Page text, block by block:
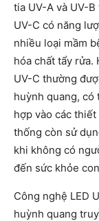
tia UV-A và UV-
UV-C có năng
nhiều loại mầm
hóa chất tẩy rửa.
UV-C thường
huỳnh quang, có
hợp vào các
thống còn sử
khi không có
đến sức khỏe
Công nghệ LED
huỳnh quang